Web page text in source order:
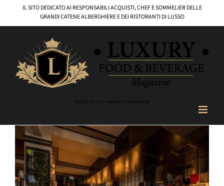
contenuto
IL SITO DEDICATO AI RESPONSABILI ACQUISTI, CHEF E SOMMELIER DELLE
GRANDI CATENE ALBERGHIERE E DEI RISTORANTI DI LUSSO